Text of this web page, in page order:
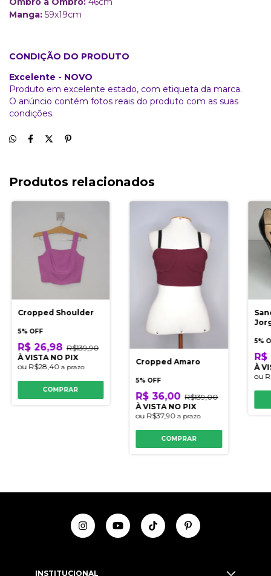
Manga: 59x19cm
CONDIÇÃO DO PRODUTO
Excelente - NOVO
Produto em excelente estado, com etiqueta da marca.
O anúncio contém fotos reais do produto com as suas
condições.
Produtos relacionados
Cropped Shoulder
5% OFF
R$ 26,98 R$139,90
À VISTA NO PIX
ou R$28,40 a prazo
COMPRAR
Cropped Amaro
5% OFF
R$ 36,00 R$139,00
À VISTA NO PIX
ou R$37,90a prazo
COMPRAR
5%
R$
À
ou
INSTITUCIONAL